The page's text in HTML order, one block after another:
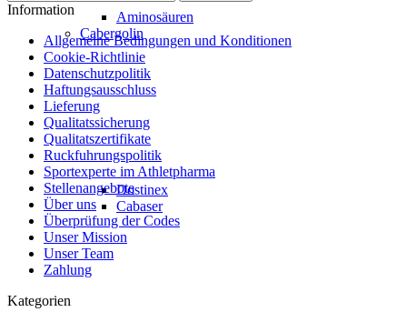
Aminosäuren
Cabergolin
Dostinex
Cabaser
Information
Allgemeine Bedingungen und Konditionen
Cookie-Richtlinie
Datenschutzpolitik
Haftungsausschluss
Lieferung
Qualitatssicherung
Qualitatszertifikate
Ruckfuhrungspolitik
Sportexperte im Athletpharma
Stellenangebote
Über uns
Überprüfung der Codes
Unser Mission
Unser Team
Zahlung
Kategorien